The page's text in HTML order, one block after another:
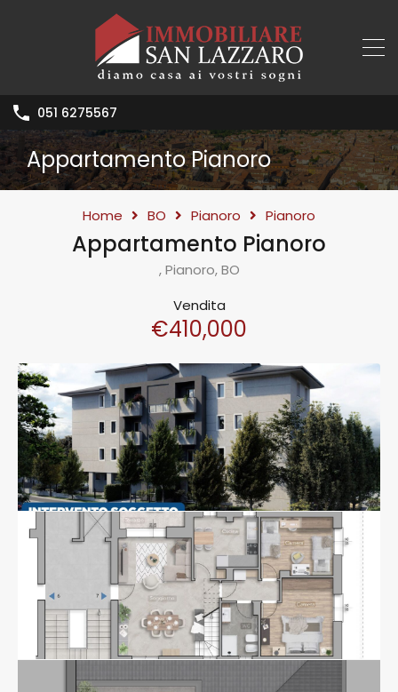
051 6275567
Appartamento Pianoro
Home BO Pianoro Pianoro
Appartamento Pianoro
, Pianoro, BO
Vendita
€410,000